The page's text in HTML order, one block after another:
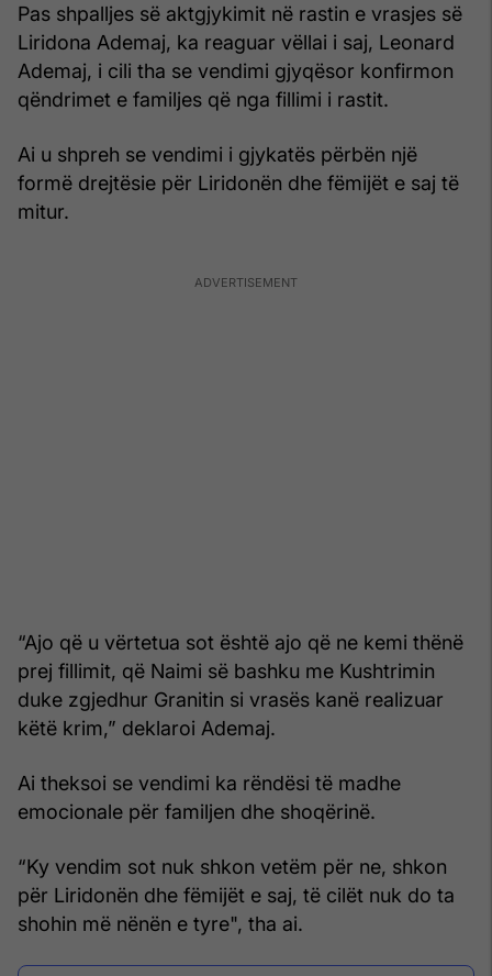
Pas shpalljes së aktgjykimit në rastin e vrasjes së
Liridona Ademaj, ka reaguar vëllai i saj, Leonard
Ademaj, i cili tha se vendimi gjyqësor konfirmon
qëndrimet e familjes që nga fillimi i rastit.
Ai u shpreh se vendimi i gjykatës përbën një
formë drejtësie për Liridonën dhe fëmijët e saj të
mitur.
“Ajo që u vërtetua sot është ajo që ne kemi thënë
prej fillimit, që Naimi së bashku me Kushtrimin
duke zgjedhur Granitin si vrasës kanë realizuar
këtë krim,” deklaroi Ademaj.
Ai theksoi se vendimi ka rëndësi të madhe
emocionale për familjen dhe shoqërinë.
“Ky vendim sot nuk shkon vetëm për ne, shkon
për Liridonën dhe fëmijët e saj, të cilët nuk do ta
shohin më nënën e tyre", tha ai.